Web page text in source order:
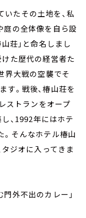
いたその土地を、私
庭の全体像を自ら設
山荘」と命名しまし
けた歴代の経営者た
界大戦の空襲でそ
。戦後、椿山荘を
ストランをオープ
、1992年にはホテ
。そんなホテル椿山
タジオに入ってきま
外不出のカレー」